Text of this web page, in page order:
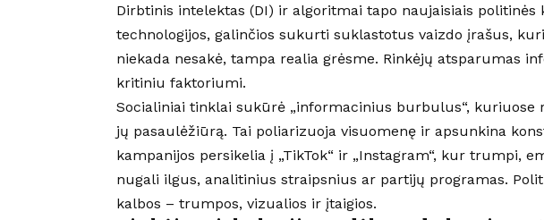
Dirbtinis intelektas (DI) ir algoritmai tapo naujaisiais politinės
technologijos, galinčios sukurti suklastotus vaizdo įrašus,
niekada nesakė, tampa realia grėsme. Rinkėjų atsparumas
kritiniu faktoriumi.
Socialiniai tinklai sukūrė „informacinius burbulus“, kuriuose
jų pasaulėžiūrą. Tai poliarizuoja visuomenę ir apsunkina
kampanijos persikelia į „TikTok“ ir „Instagram“, kur trumpi,
nugali ilgus, analitinius straipsnius ar partijų programas.
kalbos – trumpos, vizualios ir įtaigios.